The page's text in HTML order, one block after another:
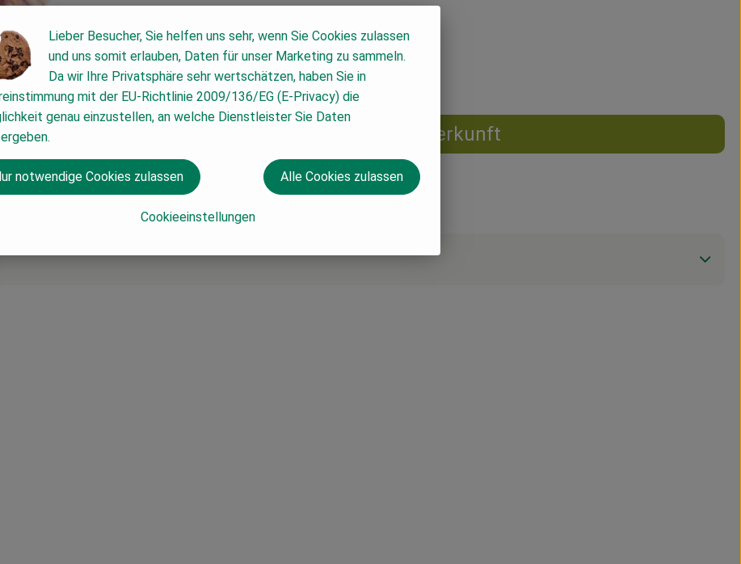
Herkunft
Lieber Besucher, Sie helfen uns sehr, wenn Sie Cookies zulassen
und uns somit erlauben, Daten für unser Marketing zu sammeln.
Da wir Ihre Privatsphäre sehr wertschätzen, haben Sie in
mit der EU-Richtlinie 2009/136/EG (E-Privacy) die
genau einzustellen, an welche Dienstleister Sie Daten
Cookieeinstellungen
notwendige Cookies zulassen Alle Cookies zulassen